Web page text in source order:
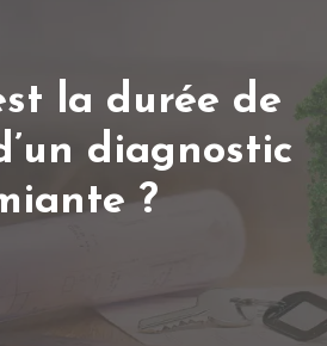
la durée de
diagnostic
?